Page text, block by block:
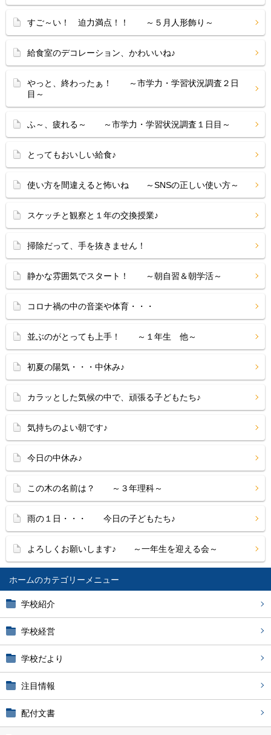
ホーム
学校紹介
学校経営
学校だより
注目情報
配付文書
すご～い！ 迫力満点！！ ～５月人形飾り～
給食室のデコレーション、かわいいね♪
やっと、終わったぁ！ ～市学力・学習状況調査２日
目～
ふ～、疲れる～ ～市学力・学習状況調査１日目～
とってもおいしい給食♪
使い方を間違えると怖いね ～SNSの正しい使い方～
スケッチと観察と１年の交換授業♪
掃除だって、手を抜きません！
静かな雰囲気でスタート！ ～朝自習＆朝学活～
コロナ禍の中の音楽や体育・・・
並ぶのがとっても上手！ ～１年生 他～
初夏の陽気・・・中休み♪
カラッとした気候の中で、頑張る子どもたち♪
気持ちのよい朝です♪
今日の中休み♪
この木の名前は？ ～３年理科～
雨の１日・・・ 今日の子どもたち♪
よろしくお願いします♪ ～一年生を迎える会～